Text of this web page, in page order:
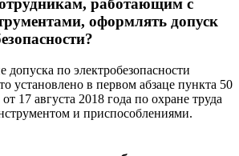
работающим с
оформлять допуск
допуска по электробезопасности
установлено в первом абзаце пункта 50
17 августа 2018 года по охране труда
и приспособлениями.